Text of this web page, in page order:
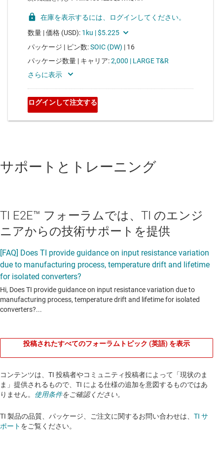
サポートとトレーニング
TI E2E™ フォーラムでは、TI のエンジ
ニアからの技術サポートを提供
投稿されたすべてのフォーラムトピック (英語) を表示
コンテンツは、TI 投稿者やコミュニティ投稿者によって「現状のま
ま」提供されるもので、TI による仕様の追加を意図するものではあ
りません。 使用条件をご確認ください。
TI 製品の品質、パッケージ、ご注文に関するお問い合わせは、 TI サ
ポート をご覧ください。​​​​​​​​​​​​​​